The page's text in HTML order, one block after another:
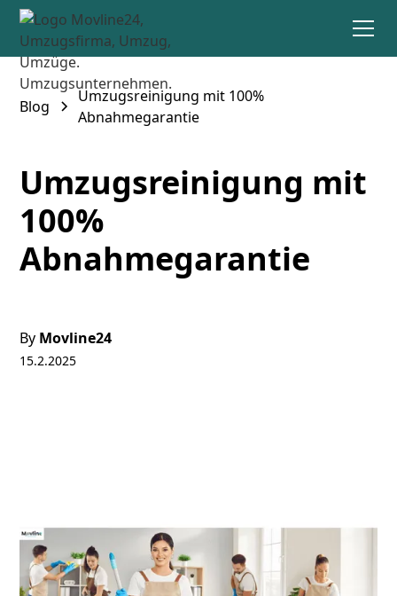
Blog
Umzugsreinigung mit 100%
Abnahmegarantie
Umzugsreinigung mit
100%
Abnahmegarantie
By Movline24
15.2.2025